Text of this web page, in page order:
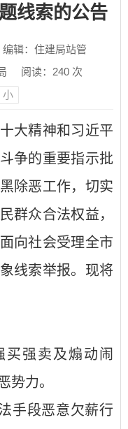
线索的公告
编辑：住建局站管
阅读： 240 次
小
大精神和习近平
争的重要指示批
除恶工作，切实
群众合法权益，
向社会受理全市
线索举报。现将
买强卖及煽动闹
势力。
手段恶意欠薪行